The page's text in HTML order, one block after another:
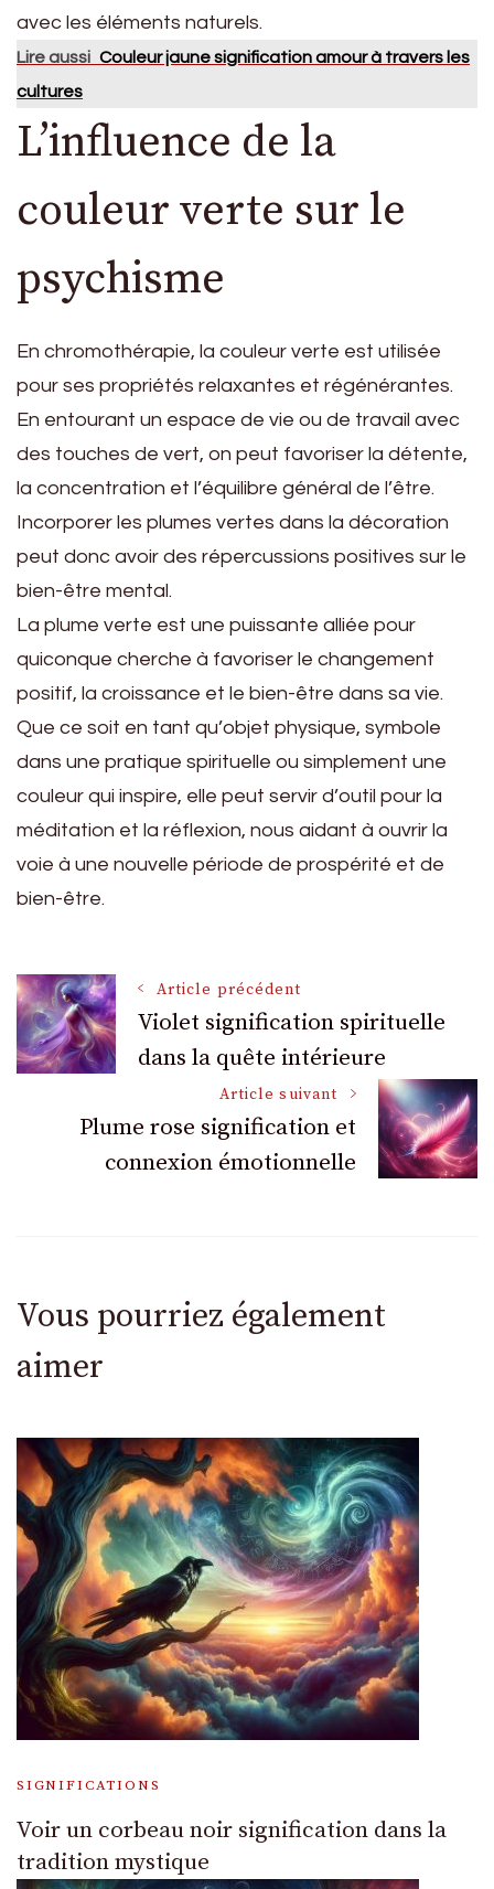
avec les éléments naturels.
Lire aussi Couleur jaune signification amour à travers les
cultures
L’influence de la
couleur verte sur le
psychisme
En chromothérapie, la couleur verte est utilisée
pour ses propriétés relaxantes et régénérantes.
En entourant un espace de vie ou de travail avec
des touches de vert, on peut favoriser la détente,
la concentration et l’équilibre général de l’être.
Incorporer les plumes vertes dans la décoration
peut donc avoir des répercussions positives sur le
bien-être mental.
La plume verte est une puissante alliée pour
quiconque cherche à favoriser le changement
positif, la croissance et le bien-être dans sa vie.
Que ce soit en tant qu’objet physique, symbole
dans une pratique spirituelle ou simplement une
couleur qui inspire, elle peut servir d’outil pour la
méditation et la réflexion, nous aidant à ouvrir la
voie à une nouvelle période de prospérité et de
bien-être.
Navigation
des
articles
Article précédent
Violet signification spirituelle
dans la quête intérieure
Article suivant
Plume rose signification et
connexion émotionnelle
Vous pourriez également
aimer
SIGNIFICATIONS
Voir un corbeau noir signification dans la
tradition mystique